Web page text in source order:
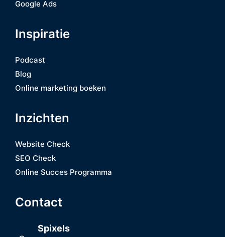
Google Ads
Inspiratie
Podcast
Blog
Online marketing boeken
Inzichten
Website Check
SEO Check
Online Succes Programma
Contact
Spixels